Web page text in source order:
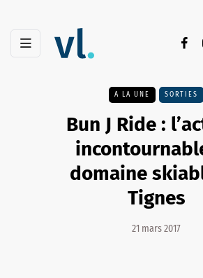
A LA UNE SORTIES
Bun J Ride :
domaine
Tignes
21 mars 2017